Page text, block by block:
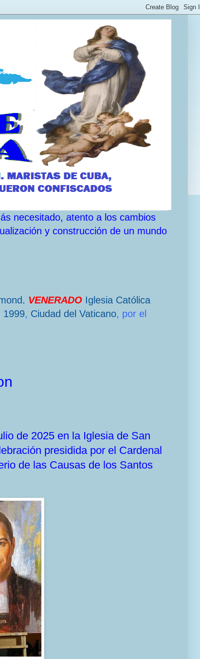
necesitado, atento a los cambios
y construcción de un mundo
. VENERADO Iglesia Católica
1999, Ciudad del Vaticano, por el
de 2025 en la Iglesia de San
presidida por el Cardenal
de las Causas de los Santos